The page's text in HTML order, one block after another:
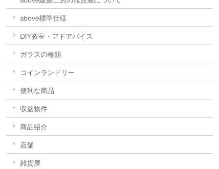
above標準仕様
DIY教室・アドアバイス
ガラスの種類
コインランドリー
便利な商品
収益物件
商品紹介
店舗
雑貨屋